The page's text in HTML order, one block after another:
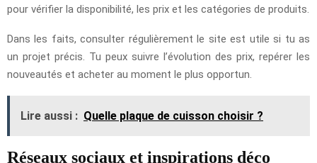
pour vérifier la disponibilité, les prix et les catégories de produits.
Dans les faits, consulter régulièrement le site est utile si tu as
un projet précis. Tu peux suivre l’évolution des prix, repérer les
nouveautés et acheter au moment le plus opportun.
Lire aussi : Quelle plaque de cuisson choisir ?
Réseaux sociaux et inspirations déco